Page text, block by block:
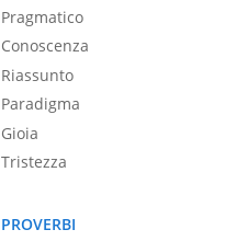
Pragmatico
Conoscenza
Riassunto
Paradigma
Gioia
Tristezza
PROVERBI